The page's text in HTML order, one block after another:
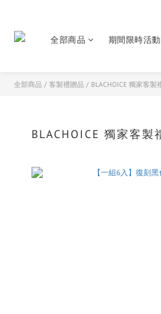
全部商品 期間限時活動
全部商品 / 客製禮贈品 / BLACHOICE 獨家客製
BLACHOICE 獨家客製